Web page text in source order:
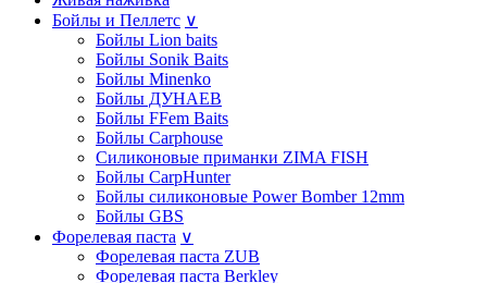
Бойлы и Пеллетс ∨
Бойлы Lion baits
Бойлы Sonik Baits
Бойлы Minenko
Бойлы ДУНАЕВ
Бойлы FFem Baits
Бойлы Carphouse
Силиконовые приманки ZIMA FISH
Бойлы CarpHunter
Бойлы силиконовые Power Bomber 12mm
Бойлы GBS
Форелевая паста ∨
Форелевая паста ZUB
Форелевая паста Berkley